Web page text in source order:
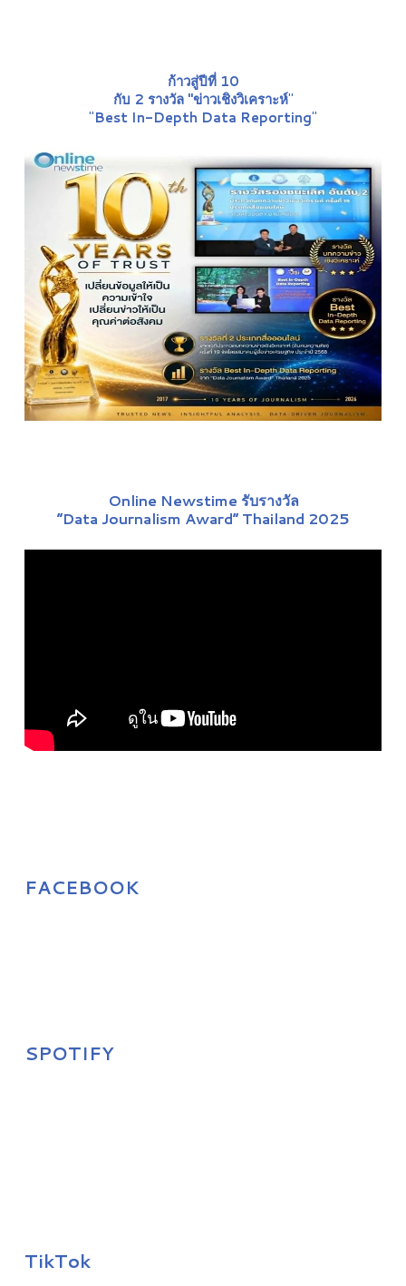
ก้าวสู่ปีที่ 10
กับ 2 รางวัล "ข่าวเชิงวิเคราะห์"
"Best In-Depth Data Reporting"
Online Newstime รับรางวัล
“Data Journalism Award” Thailand 2025
FACEBOOK
SPOTIFY
TikTok